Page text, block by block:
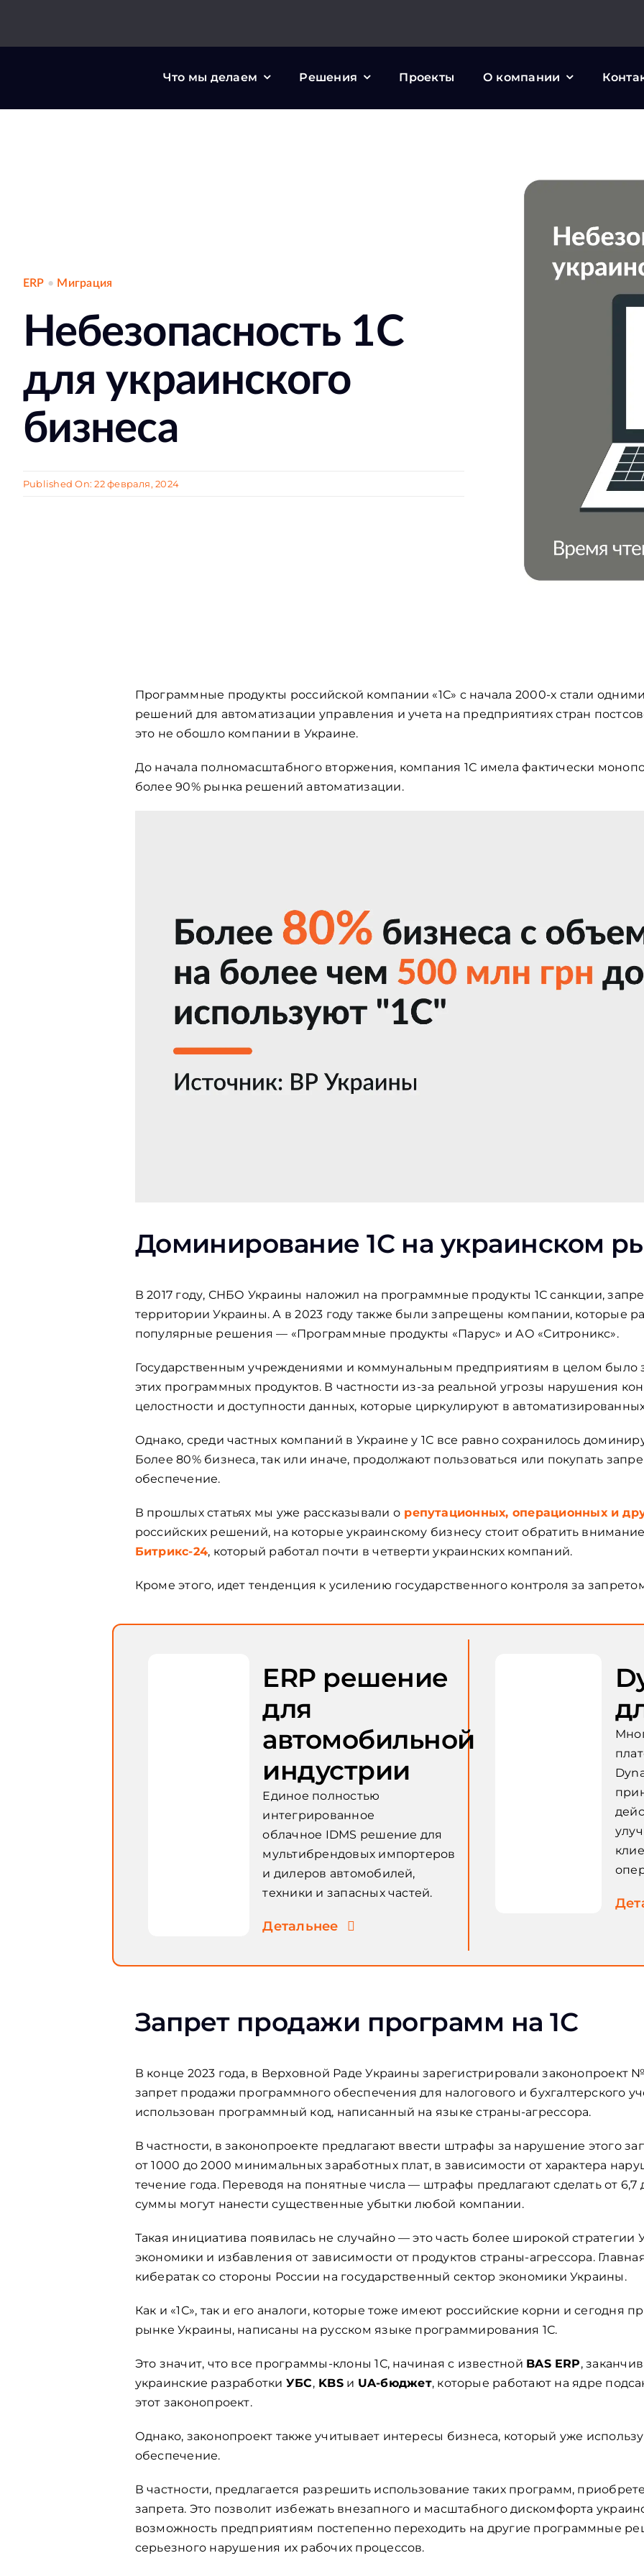
content
Что мы делаем Решения Проекты О компании
ERP • Миграция
Небезопасность 1С
для украинского
бизнеса
Published On: 22 февраля, 2024
Программные продукты российской компании «1С» с начала 2000-х стали
решений для автоматизации управления и учета на предприятиях стран
это не обошло компании в Украине.
До начала полномасштабного вторжения, компания 1С имела фактически
более 90% рынка решений автоматизации.
Доминирование 1С на украинском
В 2017 году, СНБО Украины наложил на программные продукты 1С санкции,
территории Украины. А в 2023 году также были запрещены компании, которые
популярные решения — «Программные продукты «Парус» и АО «Ситроникс».
Государственным учреждениями и коммунальным предприятиям в целом было
этих программных продуктов. В частности из-за реальной угрозы нарушения
целостности и доступности данных, которые циркулируют в
Однако, среди частных компаний в Украине у 1С все равно сохранилось
Более 80% бизнеса, так или иначе, продолжают пользоваться или покупать
обеспечение.
В прошлых статьях мы уже рассказывали о репутационных, операционных и
российских решений, на которые украинскому бизнесу стоит обратить
Битрикс-24, который работал почти в четверти украинских компаний.
Кроме этого, идет тенденция к усилению государственного контроля за
ERP pешение
для
автомобильной
индустрии
Единое полностью
интегрированное
облачное IDMS решение для
мультибрендовых импортеров
и дилеров автомобилей,
техники и запасных частей.
Детальнее
Запрет продажи программ на 1С
В конце 2023 года, в Верховной Раде Украины зарегистрировали законопроект
запрет продажи программного обеспечения для налогового и бухгалтерского
использован программный код, написанный на языке страны-агрессора.
В частности, в законопроекте предлагают ввести штрафы за нарушение этого
от 1000 до 2000 минимальных заработных плат, в зависимости от характера
течение года. Переводя на понятные числа — штрафы предлагают сделать от 6,7
суммы могут нанести существенные убытки любой компании.
Такая инициатива появилась не случайно — это часть более широкой
экономики и избавления от зависимости от продуктов страны-агрессора.
кибератак со стороны России на государственный сектор экономики Украины.
Как и «1С», так и его аналоги, которые тоже имеют российские корни и сегодня
рынке Украины, написаны на русском языке программирования 1С.
Это значит, что все программы-клоны 1С, начиная с известной BAS ERP,
украинские разработки УБС,KBSи UA-бюджет, которые работают на ядре
этот законопроект.
Однако, законопроект также учитывает интересы бизнеса, который уже
обеспечение.
В частности, предлагается разрешить использование таких программ,
запрета. Это позволит избежать внезапного и масштабного дискомфорта
возможность предприятиям постепенно переходить на другие программные
серьезного нарушения их рабочих процессов.